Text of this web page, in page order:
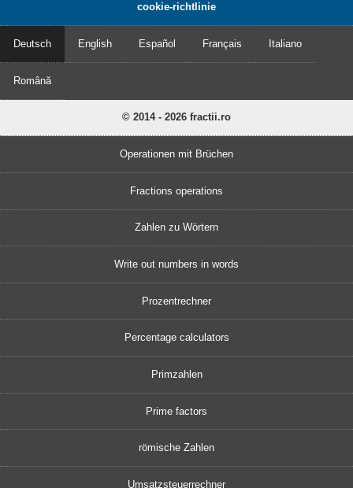
cookie-richtlinie
Deutsch English Español Français Italiano
Română
© 2014 - 2026 fractii.ro
Operationen mit Brüchen
Fractions operations
Zahlen zu Wörtern
Write out numbers in words
Prozentrechner
Percentage calculators
Primzahlen
Prime factors
römische Zahlen
Umsatzsteuerrechner